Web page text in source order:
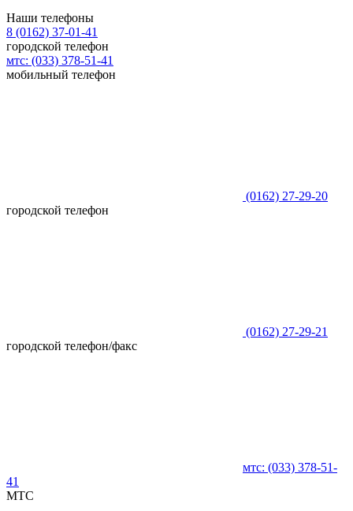
Наши телефоны
8 (0162) 37-01-41
городской телефон
мтс: (033) 378-51-41
мобильный телефон
(0162) 27-29-20
городской телефон
(0162) 27-29-21
городской телефон/факс
мтс: (033) 378-51-
41
MTC